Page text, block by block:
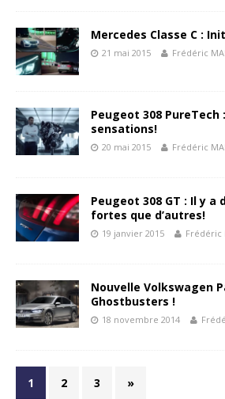
Mercedes Classe C :
21 mai 2015 Frédéric
Peugeot 308 PureTech
sensations!
20 mai 2015 Frédéric
Peugeot 308 GT : Il y a
fortes que d’autres!
19 janvier 2015 Frédéric
Nouvelle Volkswagen
Ghostbusters !
18 novembre 2014
1 2 3 »